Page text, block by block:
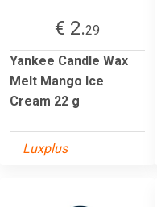
€ 2.29
Yankee Candle Wax
Melt Mango Ice
Cream 22 g
Luxplus